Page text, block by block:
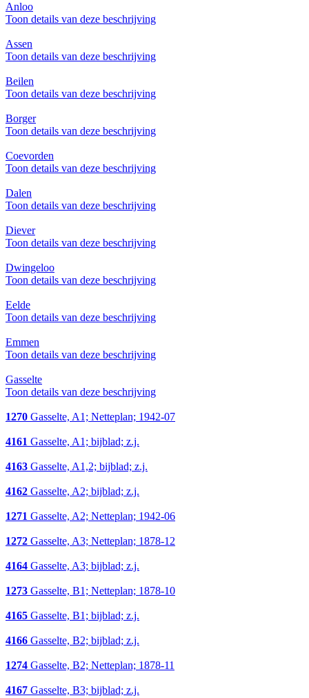
Anloo
Toon details van deze beschrijving
Assen
Toon details van deze beschrijving
Beilen
Toon details van deze beschrijving
Borger
Toon details van deze beschrijving
Coevorden
Toon details van deze beschrijving
Dalen
Toon details van deze beschrijving
Diever
Toon details van deze beschrijving
Dwingeloo
Toon details van deze beschrijving
Eelde
Toon details van deze beschrijving
Emmen
Toon details van deze beschrijving
Gasselte
Toon details van deze beschrijving
1270 Gasselte, A1; Netteplan; 1942-07
4161 Gasselte, A1; bijblad; z.j.
4163 Gasselte, A1,2; bijblad; z.j.
4162 Gasselte, A2; bijblad; z.j.
1271 Gasselte, A2; Netteplan; 1942-06
1272 Gasselte, A3; Netteplan; 1878-12
4164 Gasselte, A3; bijblad; z.j.
1273 Gasselte, B1; Netteplan; 1878-10
4165 Gasselte, B1; bijblad; z.j.
4166 Gasselte, B2; bijblad; z.j.
1274 Gasselte, B2; Netteplan; 1878-11
4167 Gasselte, B3; bijblad; z.j.